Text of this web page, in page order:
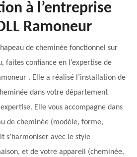
à l’entreprise
Ramoneur
de cheminée fonctionnel sur
faites confiance en l’expertise de
. Elle a réalisé l’installation de
dans votre département
Elle vous accompagne dans
de cheminée (modèle, forme,
s’harmoniser avec le style
et de votre appareil (cheminée,